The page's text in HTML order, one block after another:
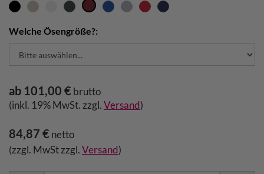
Welche Ösengröße?:
ab 101,00 € brutto
(inkl. 19% MwSt. zzgl. Versand )
84,87 € netto
(zzgl. MwSt zzgl. Versand)